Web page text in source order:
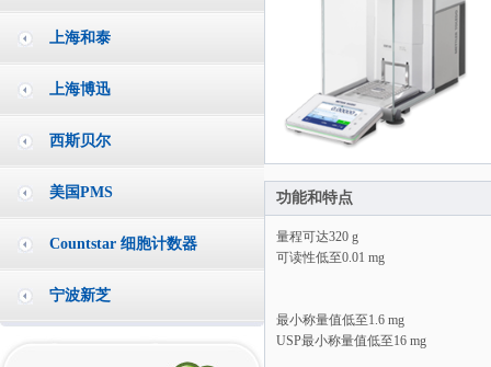
上海和泰
上海博迅
西斯贝尔
美国PMS
Countstar 细胞计数器
宁波新芝
功能和特点
量程可达320 g
可读性低至0.01 mg
最小称量值低至1.6 mg
USP最小称量值低至16 mg